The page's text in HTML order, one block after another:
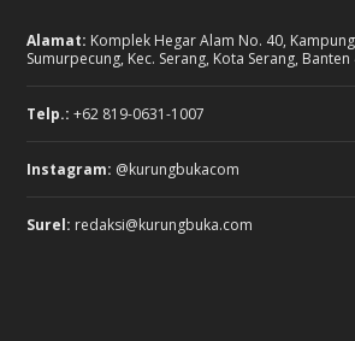
Alamat: Komplek Hegar Alam No. 40,
Sumurpecung, Kec. Serang, Kota Serang, Banten
Telp.: +62 819-0631-1007
Instagram: @kurungbukacom
Surel: redaksi@kurungbuka.com